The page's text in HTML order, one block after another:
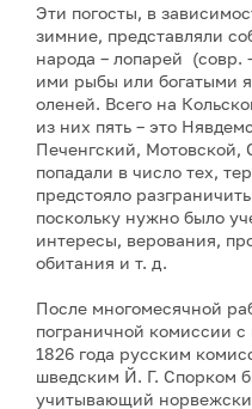
Эти погосты, в
зимние, представляли
народа – лопарей (совр.
ими рыбы или богатыми
оленей. Всего на
из них пять – это
Печенгский, Мотовской,
попадали в число тех,
предстояло
поскольку нужно было
интересы, верования,
обитания и т. д.
После многомесячной
пограничной комиссии с
1826 года русским
шведским Й. Г. Спорком
учитывающий